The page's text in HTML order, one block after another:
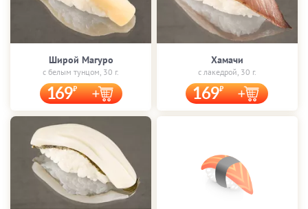
Широй Магуро
с белым тунцом, 30 г.
169
Хамачи
с лакедрой, 30 г.
169